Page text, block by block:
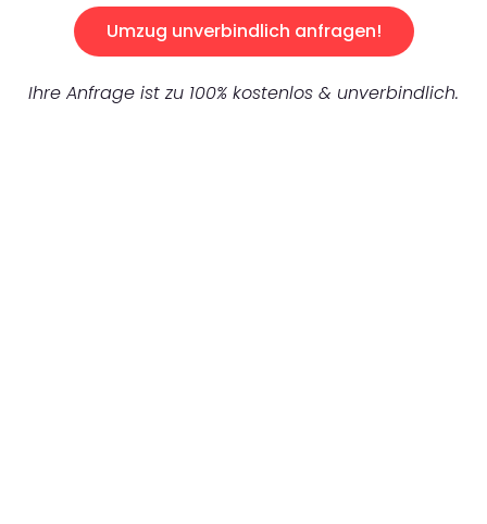
Umzug unverbindlich anfragen!
Ihre Anfrage ist zu 100% kostenlos & unverbindlich.